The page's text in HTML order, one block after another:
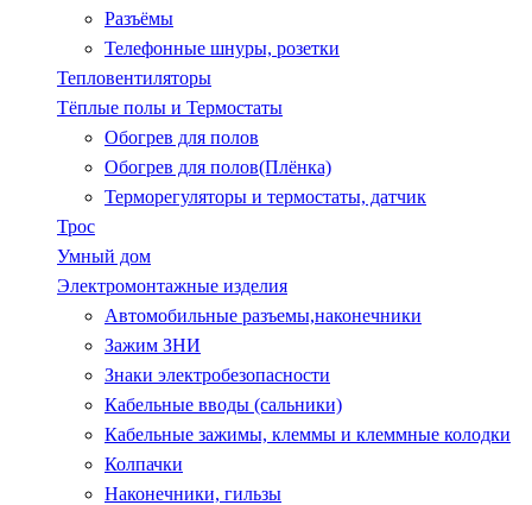
Разъёмы
Телефонные шнуры, розетки
Тепловентиляторы
Тёплые полы и Термостаты
Обогрев для полов
Обогрев для полов(Плёнка)
Терморегуляторы и термостаты, датчик
Трос
Умный дом
Электромонтажные изделия
Автомобильные разъемы,наконечники
Зажим ЗНИ
Знаки электробезопасности
Кабельные вводы (сальники)
Кабельные зажимы, клеммы и клеммные колодки
Колпачки
Наконечники, гильзы